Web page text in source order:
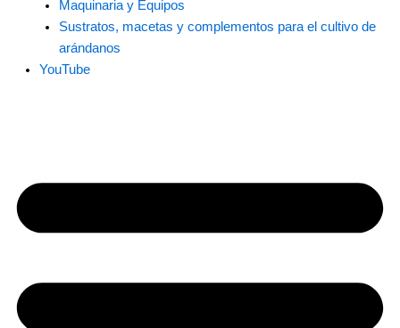
Maquinaria y Equipos
Sustratos, macetas y complementos para el cultivo de
arándanos
YouTube